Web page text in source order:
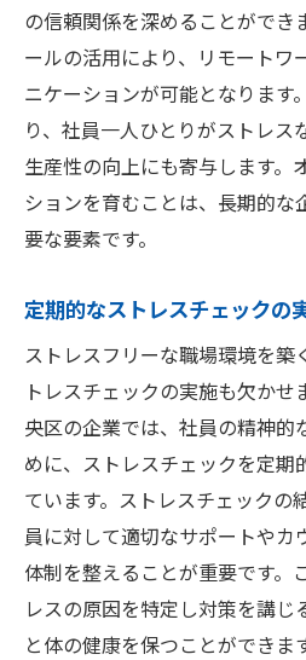
の信頼関係を深めることができ
ールの活用により、リモートワ
ニケーションが可能となります
り、社員一人ひとりがストレス
生産性の向上にも寄与します。
ションを育むことは、長期的
要な要素です。
定期的なストレスチェックの
ストレスフリーな職場環境を築
トレスチェックの実施も欠か
央区の企業では、社員の精神的
めに、ストレスチェックを定期
ています。ストレスチェックの
員に対して適切なサポートやカ
体制を整えることが重要です。
レスの原因を特定し対策を講じ
と体の健康を保つことができま